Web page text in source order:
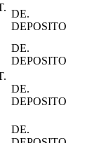
DE.
DEPOSITO
DE.
DEPOSITO
DE.
DEPOSITO
DE.